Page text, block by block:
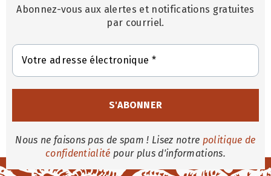
Abonnez-vous aux alertes et notifications gratuites
par courriel.
Nous ne faisons pas de spam ! Lisez notre politique de
confidentialité pour plus d'informations.